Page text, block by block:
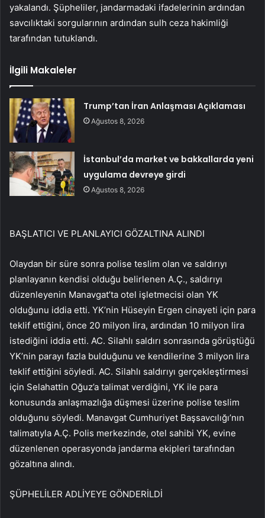
yakalandı. Şüpheliler, jandarmadaki ifadelerinin ardından
savcılıktaki sorgularının ardından sulh ceza hakimliği
tarafından tutuklandı.
İlgili Makaleler
Trump’tan İran Anlaşması Açıklaması
Ağustos 8, 2026
İstanbul’da market ve bakkallarda yeni
uygulama devreye girdi
Ağustos 8, 2026
BAŞLATICI VE PLANLAYICI GÖZALTINA ALINDI
Olaydan bir süre sonra polise teslim olan ve saldırıyı
planlayanın kendisi olduğu belirlenen A.Ç., saldırıyı
düzenleyenin Manavgat’ta otel işletmecisi olan YK
olduğunu iddia etti. YK’nin Hüseyin Ergen cinayeti için para
teklif ettiğini, önce 20 milyon lira, ardından 10 milyon lira
istediğini iddia etti. AC. Silahlı saldırı sonrasında görüştüğü
YK’nin parayı fazla bulduğunu ve kendilerine 3 milyon lira
teklif ettiğini söyledi. AC. Silahlı saldırıyı gerçekleştirmesi
için Selahattin Oğuz’a talimat verdiğini, YK ile para
konusunda anlaşmazlığa düşmesi üzerine polise teslim
olduğunu söyledi. Manavgat Cumhuriyet Başsavcılığı’nın
talimatıyla A.Ç. Polis merkezinde, otel sahibi YK, evine
düzenlenen operasyonda jandarma ekipleri tarafından
gözaltına alındı.
ŞÜPHELİLER ADLİYEYE GÖNDERİLDİ